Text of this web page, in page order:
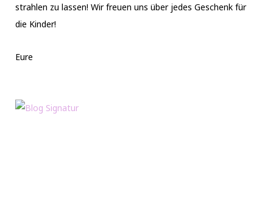
strahlen zu lassen! Wir freuen uns über jedes Geschenk für
die Kinder!
Eure